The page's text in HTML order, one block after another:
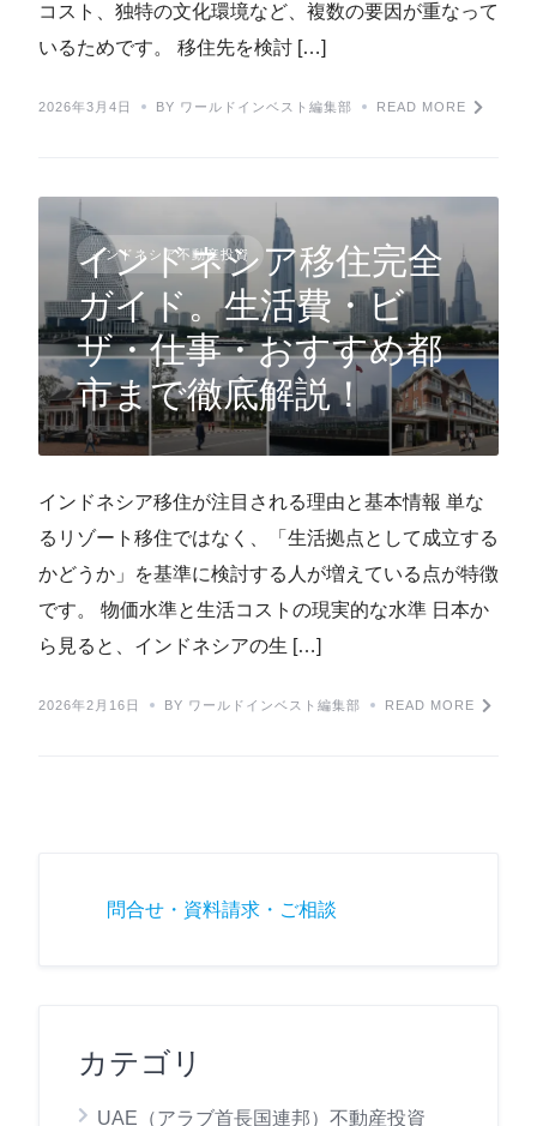
コスト、独特の文化環境など、複数の要因が重なって
いるためです。 移住先を検討 […]
2026年3月4日 BY ワールドインベスト編集部 READ MORE
インドネシア不動産投資
インドネシア移住完全
ガイド。生活費・ビ
ザ・仕事・おすすめ都
市まで徹底解説！
インドネシア移住が注目される理由と基本情報 単な
るリゾート移住ではなく、「生活拠点として成立する
かどうか」を基準に検討する人が増えている点が特徴
です。 物価水準と生活コストの現実的な水準 日本か
ら見ると、インドネシアの生 […]
2026年2月16日 BY ワールドインベスト編集部 READ MORE
問合せ・資料請求・ご相談
カテゴリ
UAE（アラブ首長国連邦）不動産投資